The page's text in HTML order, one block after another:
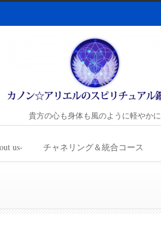
貴方の心も身体も風のように軽やかに
us- チャネリング＆統合コース